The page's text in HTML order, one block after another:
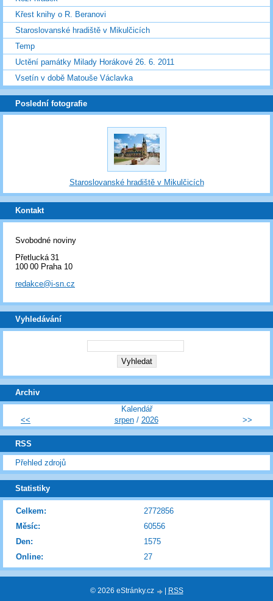
Křest knihy o R. Beranovi
Staroslovanské hradiště v Mikulčicích
Temp
Uctění památky Milady Horákové 26. 6. 2011
Vsetín v době Matouše Václavka
Poslední fotografie
Staroslovanské hradiště v Mikulčicích
Kontakt
Svobodné noviny
Přetlucká 31
100 00 Praha 10
redakce@i-sn.cz
Vyhledávání
Archiv
Kalendář
<<
srpen/ 2026 >>
RSS
Přehled zdrojů
Statistiky
Online: 27
Celkem:
2772856
Měsíc:
60556
Den:
1575
© 2026 eStránky.cz RSS